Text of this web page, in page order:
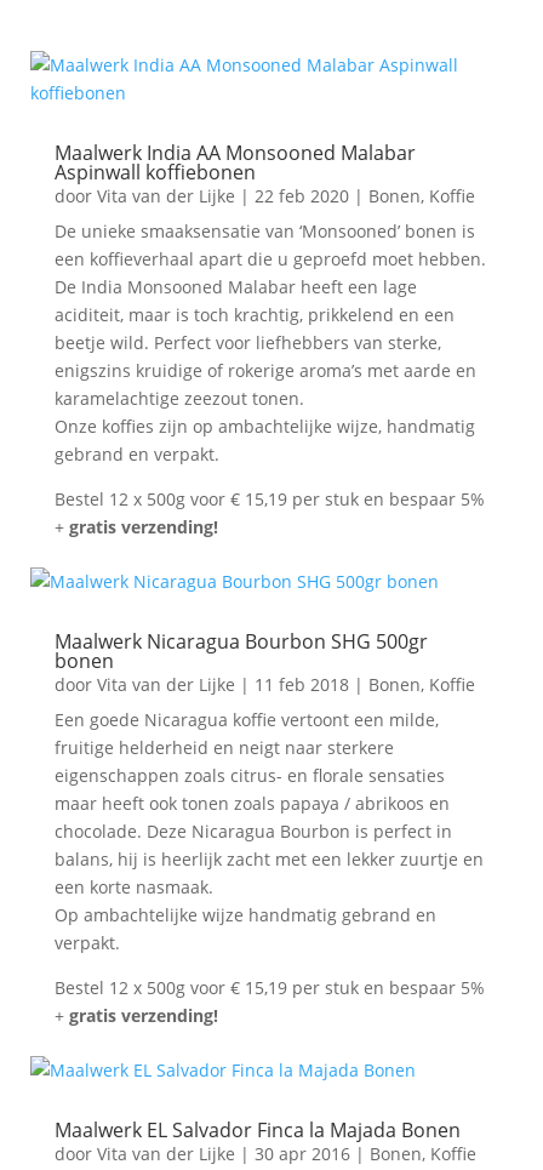
Maalwerk India AA Monsooned Malabar
Aspinwall koffiebonen
door Vita van der Lijke | 22 feb 2020| Bonen, Koffie
De unieke smaaksensatie van ‘Monsooned’ bonen is
een koffieverhaal apart die u geproefd moet hebben.
De India Monsooned Malabar heeft een lage
aciditeit, maar is toch krachtig, prikkelend en een
beetje wild. Perfect voor liefhebbers van sterke,
enigszins kruidige of rokerige aroma’s met aarde en
karamelachtige zeezout tonen.
Onze koffies zijn op ambachtelijke wijze, handmatig
gebrand en verpakt.
Bestel 12 x 500g voor € 15,19 per stuk en bespaar 5%
+ gratis verzending!
Maalwerk Nicaragua Bourbon SHG 500gr
bonen
door Vita van der Lijke | 11 feb 2018| Bonen, Koffie
Een goede Nicaragua koffie vertoont een milde,
fruitige helderheid en neigt naar sterkere
eigenschappen zoals citrus- en florale sensaties
maar heeft ook tonen zoals papaya / abrikoos en
chocolade. Deze Nicaragua Bourbon is perfect in
balans, hij is heerlijk zacht met een lekker zuurtje en
een korte nasmaak.
Op ambachtelijke wijze handmatig gebrand en
verpakt.
Bestel 12 x 500g voor € 15,19 per stuk en bespaar 5%
+ gratis verzending!
Maalwerk EL Salvador Finca la Majada Bonen
door Vita van der Lijke | 30 apr 2016| Bonen, Koffie